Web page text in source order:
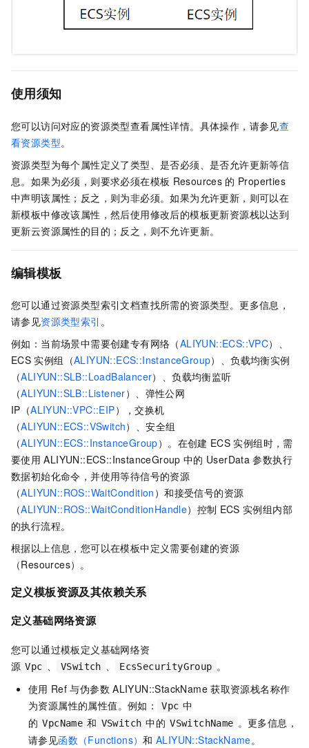
使用须知
您可以访问对应的资源类型查看属性详情。具体操作，请参见查
看资源类型。
资源类型为每个属性定义了类型、是否必须、是否允许更新等信
息。如果为必须，则要求必须在模板 Resources 的 Properties
中声明该属性；反之，则为非必须。如果为允许更新，则可以在
新模板中修改该属性，然后使用修改后的模板更新资源栈以达到
更新云资源属性的目的；反之，则不允许更新。
编辑模板
您可以通过资源类型索引文档查找所需的资源类型。更多信息，
请参见资源类型索引 。
例如：当前场景中需要创建专有网络（ALIYUN::ECS::VPC）、
ECS 实例组（ALIYUN::ECS::InstanceGroup）、负载均衡实例
（ALIYUN::SLB::LoadBalancer）、负载均衡监听
（ALIYUN::SLB::Listener）、弹性公网
IP（ALIYUN::VPC::EIP），交换机
（ALIYUN::ECS::VSwitch）、安全组
（ALIYUN::ECS::InstanceGroup）。在创建 ECS 实例组时，需
要使用 ALIYUN::ECS::InstanceGroup 中的 UserData 参数执行
数据初始化命令，并使用等待信号的资源
（ALIYUN::ROS::WaitCondition ）和接受信号的资源
（ALIYUN::ROS::WaitConditionHandle）控制 ECS 实例组内部
的执行流程。
根据以上信息，您可以在模板中定义需要创建的资源
（Resources）。
定义模板资源及其依赖关系
定义基础网络资源
您可以通过模板定义基础网络资
源 Vpc 、 VSwitch 、 EcsSecurityGroup 。
使用 Ref 与伪参数 ALIYUN::StackName 获取资源栈名称作
为资源属性的属性值。例如：
Vpc 中
的 VpcName 和 VSwitch 中的 VSwitchName 。更多信息，
请参见函数（Functions）和 ALIYUN::StackName。